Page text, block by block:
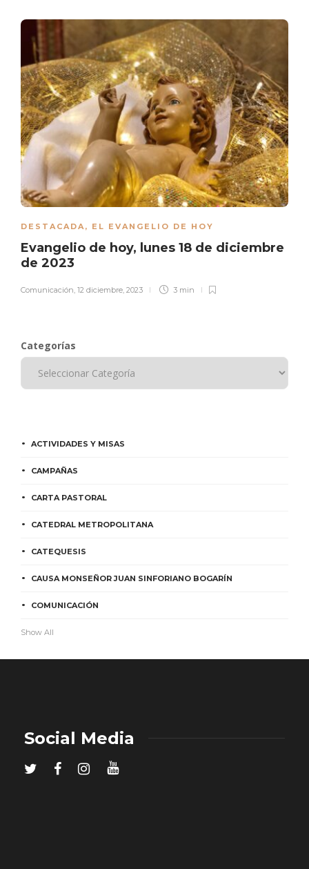
DESTACADA, EL EVANGELIO DE HOY
Evangelio de hoy, lunes 18 de diciembre
de 2023
Comunicación, 12 diciembre, 2023 3 min
Categorías
ACTIVIDADES Y MISAS
CAMPAÑAS
CARTA PASTORAL
CATEDRAL METROPOLITANA
CATEQUESIS
CAUSA MONSEÑOR JUAN SINFORIANO BOGARÍN
COMUNICACIÓN
Show All
Social Media